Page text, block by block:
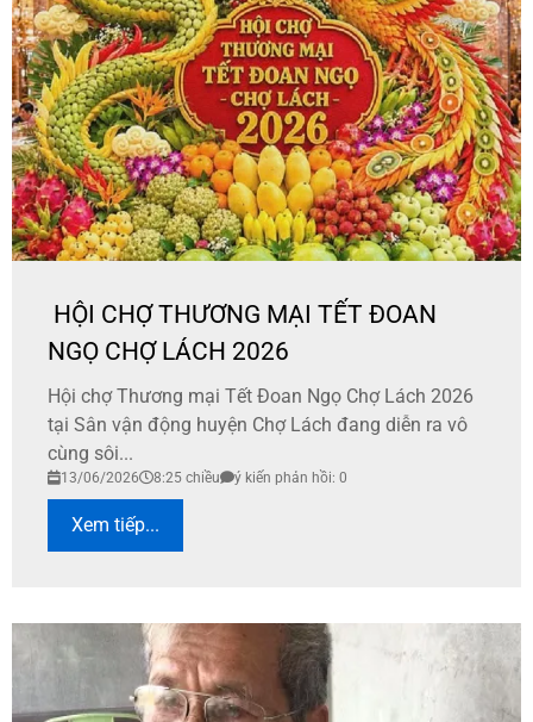
HỘI CHỢ THƯƠNG MẠI TẾT ĐOAN
NGỌ CHỢ LÁCH 2026
​Hội chợ Thương mại Tết Đoan Ngọ Chợ Lách 2026
tại Sân vận động huyện Chợ Lách đang diễn ra vô
cùng sôi...
13/06/2026 8:25 chiều ý kiến phản hồi: 0
Xem tiếp...